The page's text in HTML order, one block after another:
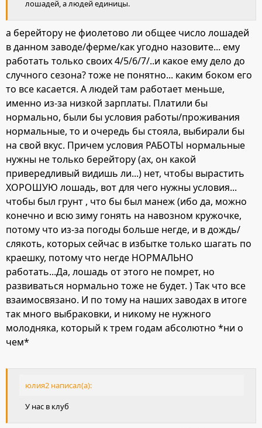
лошадей, а людей единицы.
а берейтору не фиолетово ли общее число лошадей
в данном заводе/ферме/как угодно назовите... ему
работать только своих 4/5/6/7/..и какое ему дело до
случного сезона? тоже не понятно... каким боком его
то все касается. А людей там работает меньше,
именно из-за низкой зарплаты. Платили бы
нормально, были бы условия работы/проживания
нормальные, то и очередь бы стояла, выбирали бы
на свой вкус. Причем условия РАБОТЫ нормальные
нужны не только берейтору (ах, он какой
привередливый видишь ли...) нет, чтобы вырастить
ХОРОШУЮ лошадь, вот для чего нужны условия...
чтобы был грунт , что бы был манеж (ибо да, можно
конечно и всю зиму гонять на навозном кружочке,
потому что из-за погоды больше негде, и в дождь/
слякоть, которых сейчас в избытке только шагать по
краешку, потому что негде НОРМАЛЬНО
работать...Да, лошадь от этого не помрет, но
развиваться нормально тоже не будет. ) Так что все
взаимосвязано. И по тому на наших заводах в итоге
так много выбраковки, и никому не нужного
молодняка, который к трем годам абсолютно *ни о
чем*
юлия2 написал(а):
У нас в клуб